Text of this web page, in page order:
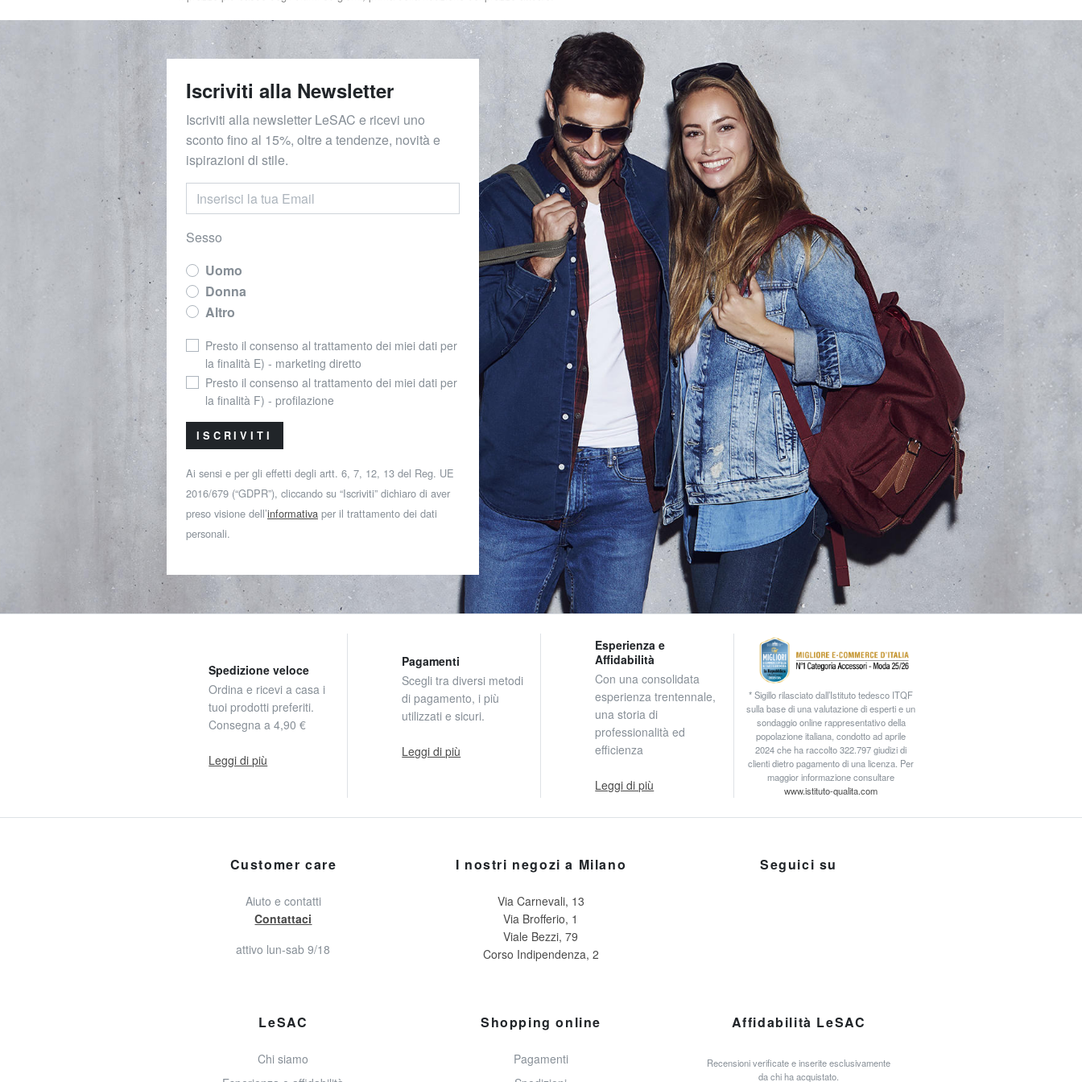
Iscriviti alla Newsletter
Iscriviti alla newsletter LeSAC e ricevi uno
sconto fino al 15%, oltre a tendenze, novità e
ispirazioni di stile.
Sesso
Uomo
Donna
Altro
Presto il consenso al trattamento dei miei dati per
la finalità E) - marketing diretto
Presto il consenso al trattamento dei miei dati per
la finalità F) - profilazione
ISCRIVITI
Ai sensi e per gli effetti degli artt. 6, 7, 12, 13 del Reg. UE
2016/679 (“GDPR”), cliccando su “Iscriviti” dichiaro di aver
preso visione dell’informativa per il trattamento dei dati
personali.
Spedizione veloce
Ordina e ricevi a casa i
tuoi prodotti preferiti.
Consegna a 4,90 €
Leggi di più
Pagamenti
Scegli tra diversi metodi
di pagamento, i più
utilizzati e sicuri.
Leggi di più
Esperienza e
Affidabilità
Con una consolidata
esperienza trentennale,
una storia di
professionalità ed
efficienza
Leggi di più
* Sigillo rilasciato dall’Istituto tedesco ITQF
sulla base di una valutazione di esperti e un
sondaggio online rappresentativo della
popolazione italiana, condotto ad aprile
2024 che ha raccolto 322.797 giudizi di
clienti dietro pagamento di una licenza. Per
maggior informazione consultare
www.istituto-qualita.com
Customer care
Aiuto e contatti
Contattaci
attivo lun-sab 9/18
I nostri negozi a Milano
Via Carnevali, 13
Via Brofferio, 1
Viale Bezzi, 79
Corso Indipendenza, 2
Seguici su
LeSAC
Chi siamo
Shopping online
Pagamenti
Affidabilità LeSAC
Recensioni verificate e inserite esclusivamente
da chi ha acquistato.